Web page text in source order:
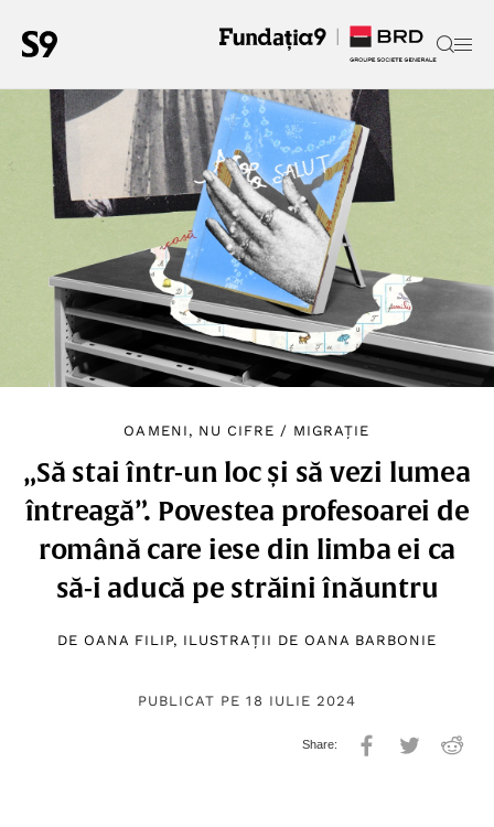
OAMENI, NU CIFRE / MIGRAȚIE
„Să stai într-un loc și să vezi lumea
întreagă”. Povestea profesoarei de
română care iese din limba ei ca
să-i aducă pe străini înăuntru
DE OANA FILIP, ILUSTRAȚII DE OANA BARBONIE
PUBLICAT PE 18 IULIE 2024